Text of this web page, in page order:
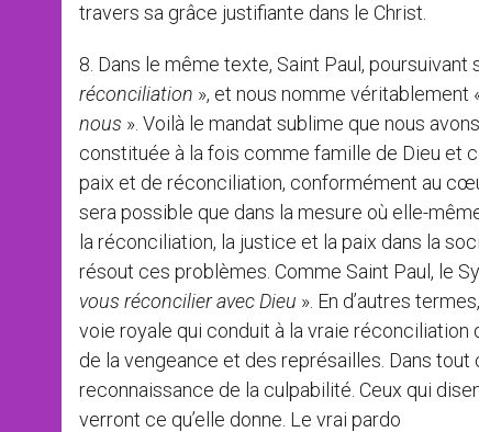
travers sa grâce justifiante dans le Christ.
8. Dans le même texte, Saint Paul,
réconciliation », et nous nomme véritablement
nous ». Voilà le mandat sublime que nous
constituée à la fois comme famille de Dieu et
paix et de réconciliation, conformément au
sera possible que dans la mesure où elle-
la réconciliation, la justice et la paix dans la
résout ces problèmes. Comme Saint Paul, le
vous réconcilier avec Dieu ». En d’autres
voie royale qui conduit à la vraie
de la vengeance et des représailles. Dans
reconnaissance de la culpabilité. Ceux qui
verront ce qu’elle donne. Le vrai pardo